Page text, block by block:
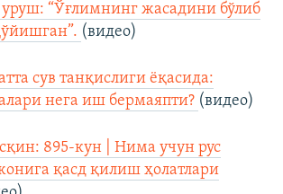
“Ўғлимнинг жасадини бўлиб
(видео)
сув танқислиги ёқасида:
нега иш бермаяпти? (видео)
895-кун | Нима учун рус
қасд қилиш ҳолатлари